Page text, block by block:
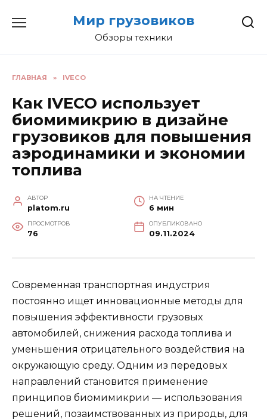
Мир грузовиков
Обзоры техники
ГЛАВНАЯ » IVECO
Как IVECO использует
биомимикрию в дизайне
грузовиков для повышения
аэродинамики и экономии
топлива
АВТОР
platom.ru
НА ЧТЕНИЕ
6 мин
ПРОСМОТРОВ
76
ОПУБЛИКОВАНО
09.11.2024
Современная транспортная индустрия
постоянно ищет инновационные методы для
повышения эффективности грузовых
автомобилей, снижения расхода топлива и
уменьшения отрицательного воздействия на
окружающую среду. Одним из передовых
направлений становится применение
принципов биомимикрии — использования
решений, позаимствованных из природы, для